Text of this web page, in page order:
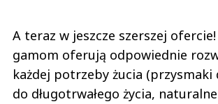
A teraz w jeszcze szerszej
gamom oferują odpowiednie
każdej potrzeby żucia (przysmaki
do długotrwałego życia,